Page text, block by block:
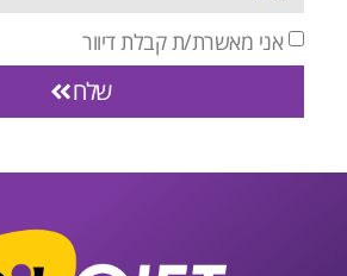
אני מאשרת/ת קבלת דיוור